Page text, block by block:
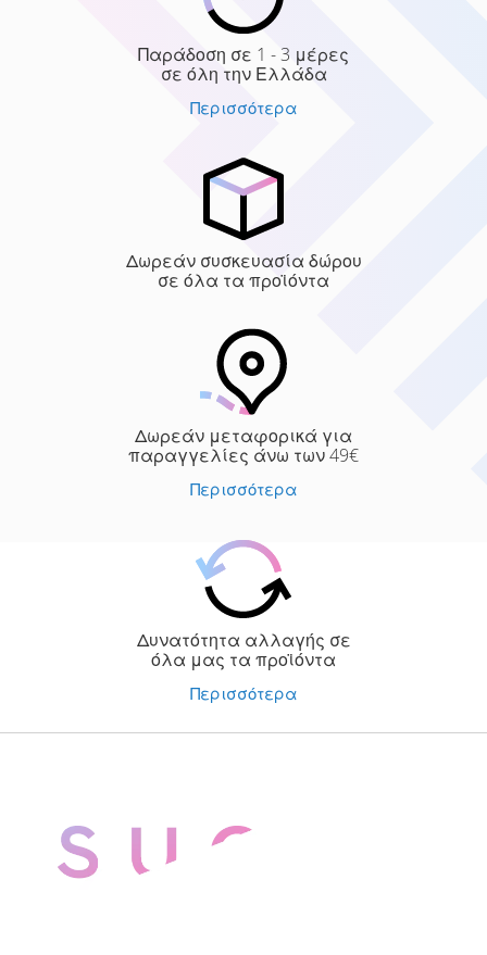
Παράδοση σε 1 - 3 μέρες
σε όλη την Ελλάδα
Περισσότερα
Δωρεάν συσκευασία δώρου
σε όλα τα προϊόντα
Δωρεάν μεταφορικά για
παραγγελίες άνω των 49€
Περισσότερα
Δυνατότητα αλλαγής σε
όλα μας τα προϊόντα
Περισσότερα